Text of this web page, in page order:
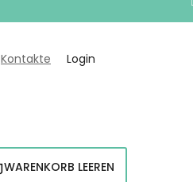
Kontakte Login
WARENKORB
WARENKORB LEEREN